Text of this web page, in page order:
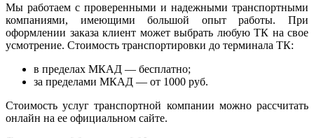
Мы работаем с проверенными и надежными транспортными
компаниями, имеющими большой опыт работы. При
оформлении заказа клиент может выбрать любую ТК на свое
усмотрение. Стоимость транспортировки до терминала ТК:
в пределах МКАД — бесплатно;
за пределами МКАД — от 1000 руб.
Стоимость услуг транспортной компании можно рассчитать
онлайн на ее официальном сайте.